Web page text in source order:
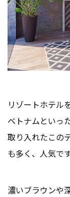
リゾートホテル
ベトナムといっ
取り入れたこの
も多く、人気です
濃いブラウンや